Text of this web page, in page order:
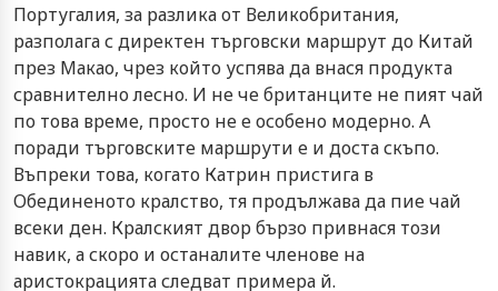
Португалия, за разлика от Великобритания,
разполага с директен търговски маршрут до Китай
през Макао, чрез който успява да внася продукта
сравнително лесно. И не че британците не пият чай
по това време, просто не е особено модерно. А
поради търговските маршрути е и доста скъпо.
Въпреки това, когато Катрин пристига в
Обединеното кралство, тя продължава да пие чай
всеки ден. Кралският двор бързо привнася този
навик, а скоро и останалите членове на
аристокрацията следват примера й.